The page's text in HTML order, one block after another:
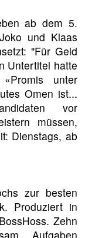
ab dem 5.
und Klaas
"Für Geld
Untertitel hatte
«Promis unter
Omen ist...
vor
müssen,
Dienstags, ab
zur besten
Produziert in
Zehn
Aufgaben